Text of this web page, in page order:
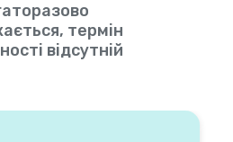
термін
відсутній